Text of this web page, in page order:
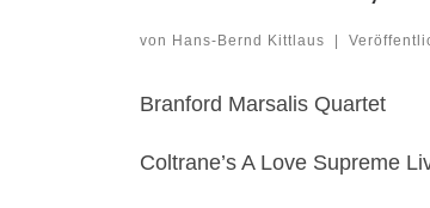
von Hans-Bernd Kittlaus |
Branford Marsalis Quartet
Coltrane’s A Love Supreme